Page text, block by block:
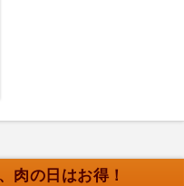
肉の日はお得！